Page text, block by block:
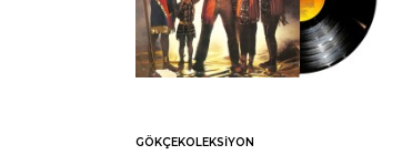
Sepete
Ekle
GÖKÇEKOLEKSIYON